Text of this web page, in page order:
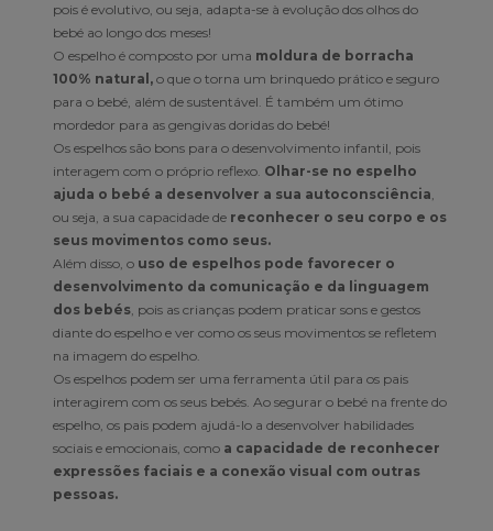
pois é evolutivo, ou seja, adapta-se à evolução dos olhos do
bebé ao longo dos meses!
O espelho é composto por uma moldura de borracha
100% natural, o que o torna um brinquedo prático e seguro
para o bebé, além de sustentável. É também um ótimo
mordedor para as gengivas doridas do bebé!
Os espelhos são bons para o desenvolvimento infantil, pois
interagem com o próprio reflexo. Olhar-se no espelho
ajuda o bebé a desenvolver a sua autoconsciência,
ou seja, a sua capacidade de reconhecer o seu corpo e os
seus movimentos como seus.
Além disso, o uso de espelhos pode favorecer o
desenvolvimento da comunicação e da linguagem
dos bebés, pois as crianças podem praticar sons e gestos
diante do espelho e ver como os seus movimentos se refletem
na imagem do espelho.
Os espelhos podem ser uma ferramenta útil para os pais
interagirem com os seus bebés. Ao segurar o bebé na frente do
espelho, os pais podem ajudá-lo a desenvolver habilidades
sociais e emocionais, como a capacidade de reconhecer
expressões faciais e a conexão visual com outras
pessoas.